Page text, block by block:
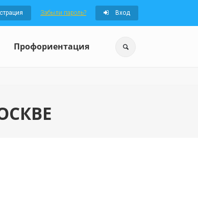
Забыли пароль? Вход
Профориентация